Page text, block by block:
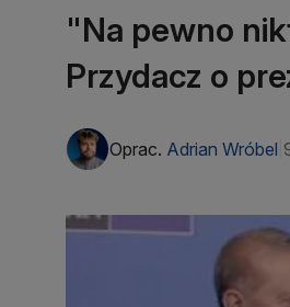
"Na pewno
Przydacz o
Oprac. Adrian Wróbel